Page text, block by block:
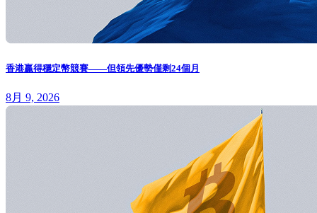
香港贏得穩定幣競賽——但領先優勢僅剩24個月
8月 9, 2026